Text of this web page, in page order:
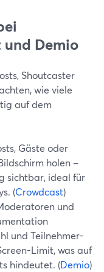
und Demio
Shoutcaster
wie viele
auf dem
Gäste oder
holen –
sichtbar, ideal für
(Crowdcast)
und
und Teilnehmer-
Limit, was auf
hindeutet. (Demio)